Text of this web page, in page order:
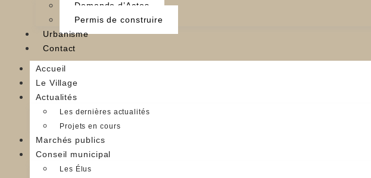
Demande d’Actes
Permis de construire
Urbanisme
Contact
Accueil
Le Village
Actualités
Les dernières actualités
Projets en cours
Marchés publics
Conseil municipal
Les Élus